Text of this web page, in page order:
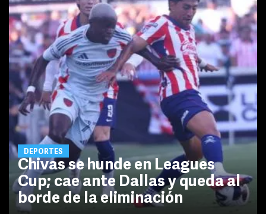
DEPORTES
Chivas se hunde en Leagues
Cup; cae ante Dallas y queda al
borde de la eliminación